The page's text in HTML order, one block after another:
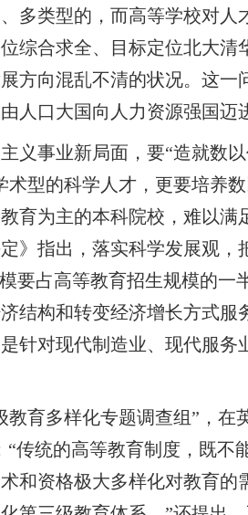
多类型的，而高等学校对
综合求全、目标定位北大
方向混乱不清的状况。这
人口大国向人力资源强国迈
义事业新局面，要“造就数
型的科学人才，更要培养
育为主的本科院校，难以
》指出，落实科学发展观
要占高等教育招生规模的一
结构和转变经济增长方式
对现代制造业、现代服务
育多样化专题调查组”，
传统的高等教育制度，既不
和资格极大多样化对教育